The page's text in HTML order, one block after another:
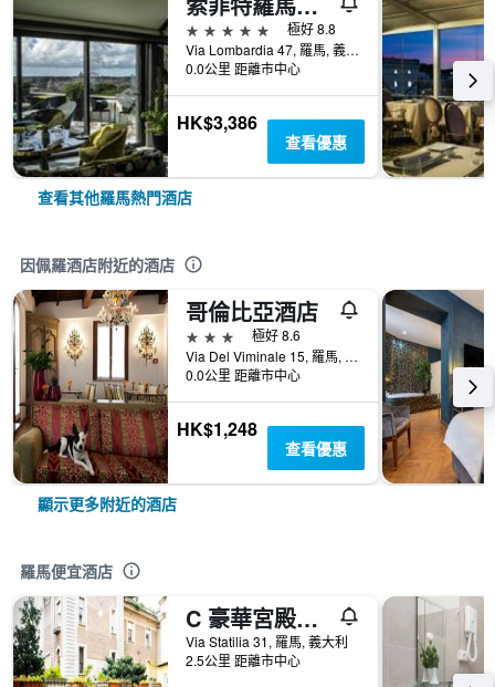
5星級
極好 8.8
Via Lombardia 47, 羅馬, 義大利
0.0公里 距離市中心
HK$3,386
查看優惠
查看其他羅馬熱門酒店
因佩羅酒店附近的酒店
哥倫比亞酒店
3星級
極好 8.6
Via Del Viminale 15, 羅馬, 義大利
0.0公里 距離市中心
HK$1,248
查看優惠
顯示更多附近的酒店
羅馬便宜酒店
C 豪華宮殿酒店 - 羅馬
Via Statilia 31, 羅馬, 義大利
2.5公里 距離市中心